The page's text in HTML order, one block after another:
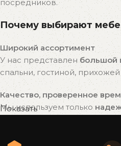
посредников.
Почему выбирают
Широкий ассортимент
У нас представленбольшой
спальни, гостиной,
Качество, проверенное
Мы используем только
Готовые решения — быстро
Показать